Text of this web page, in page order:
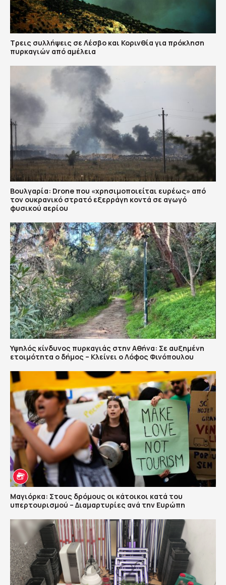
Τρεις συλλήψεις σε Λέσβο και Κορινθία για πρόκληση
πυρκαγιών από αμέλεια
Βουλγαρία: Drone που «χρησιμοποιείται ευρέως» από
τον ουκρανικό στρατό εξερράγη κοντά σε αγωγό
φυσικού αερίου
Υψηλός κίνδυνος πυρκαγιάς στην Αθήνα: Σε αυξημένη
ετοιμότητα ο δήμος – Κλείνει ο Λόφος Φινόπουλου
Μαγιόρκα: Στους δρόμους οι κάτοικοι κατά του
υπερτουρισμού – Διαμαρτυρίες ανά την Ευρώπη